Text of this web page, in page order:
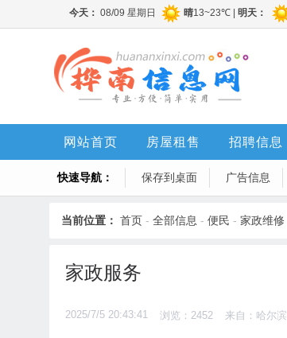
网站首页 房屋租售 招聘信息
快速导航： 保存到桌面 广告信息
当前位置： 首页 - 全部信息 - 便民 - 家政维修
家政服务
2025/7/5 20:43:41 浏览：2452 来自：哈尔滨